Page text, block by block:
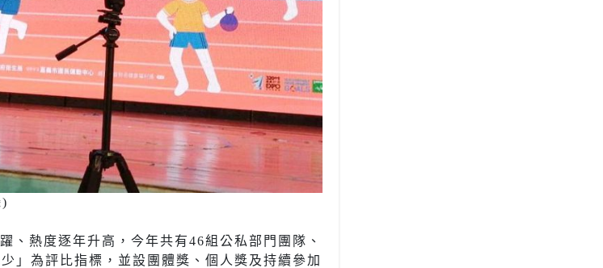
、熱度逐年升高，今年共有46組公私部門團隊、
」為評比指標，並設團體獎、個人獎及持續參加